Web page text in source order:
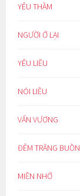
YÊU THẦM
NGƯỜI Ở LẠI
YÊU LIỀU
NÓI LIỀU
VẤN VƯƠNG
ĐÊM TRĂNG BUỒN
MIỀN NHỚ